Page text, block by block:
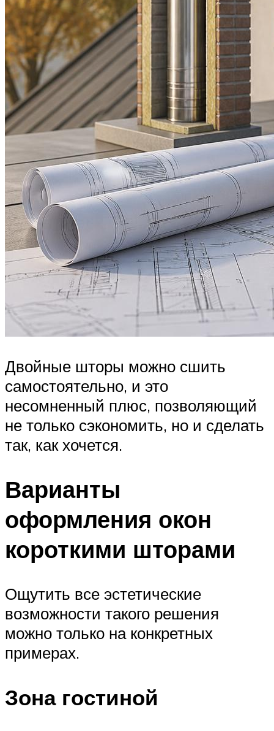
Двойные шторы можно сшить
самостоятельно, и это
несомненный плюс, позволяющий
не только сэкономить, но и сделать
так, как хочется.
Варианты
оформления окон
короткими шторами
Ощутить все эстетические
возможности такого решения
можно только на конкретных
примерах.
Зона гостиной